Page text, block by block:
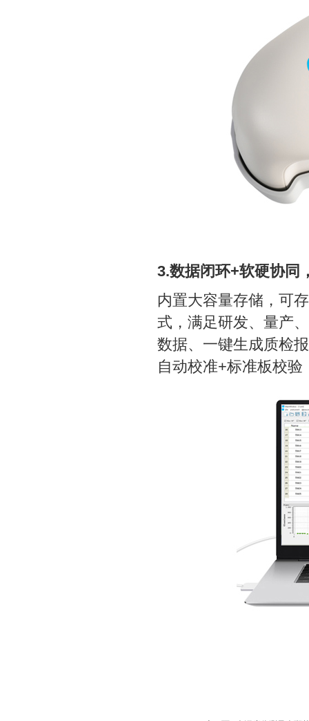
3.数据闭环+软硬协同
内置大容量存储，可
式，满足研发、量产
数据、一键生成质检
自动校准+标准板校